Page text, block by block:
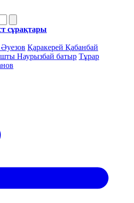
сұрақтары
Қаракерей Қабанбай
Наурызбай батыр Тұрар